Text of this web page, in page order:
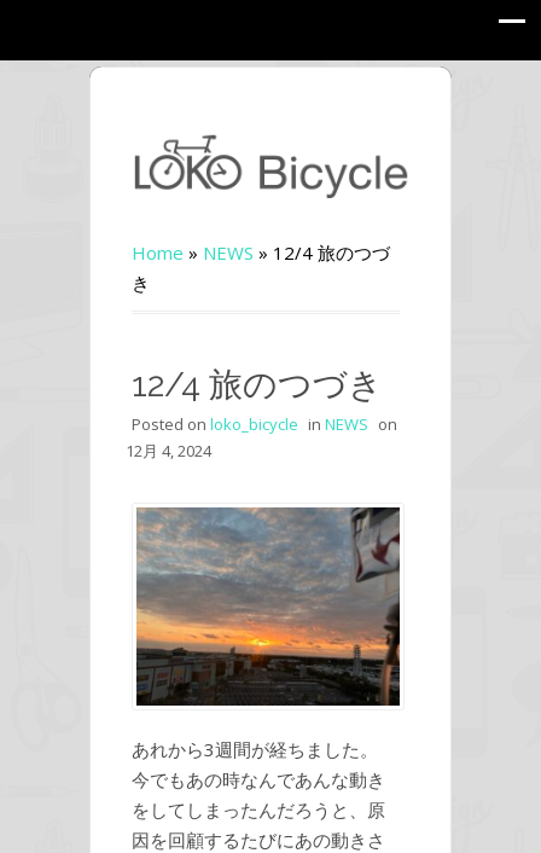
Home » NEWS » 12/4 旅のつづ
き
12/4 旅のつづき
Posted on loko_bicycle in NEWS on
12月 4, 2024
あれから3週間が経ちました。
今でもあの時なんであんな動き
をしてしまったんだろうと、原
因を回顧するたびにあの動きさ